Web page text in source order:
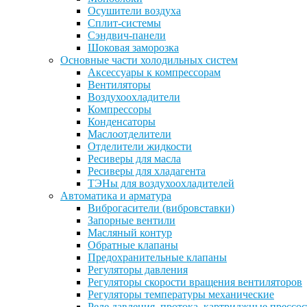
Осушители воздуха
Сплит-системы
Сэндвич-панели
Шоковая заморозка
Основные части холодильных систем
Аксессуары к компрессорам
Вентиляторы
Воздухоохладители
Компрессоры
Конденсаторы
Маслоотделители
Отделители жидкости
Ресиверы для масла
Ресиверы для хладагента
ТЭНы для воздухоохладителей
Автоматика и арматура
Виброгасители (вибровставки)
Запорные вентили
Масляный контур
Обратные клапаны
Предохранительные клапаны
Регуляторы давления
Регуляторы скорости вращения вентиляторов
Регуляторы температуры механические